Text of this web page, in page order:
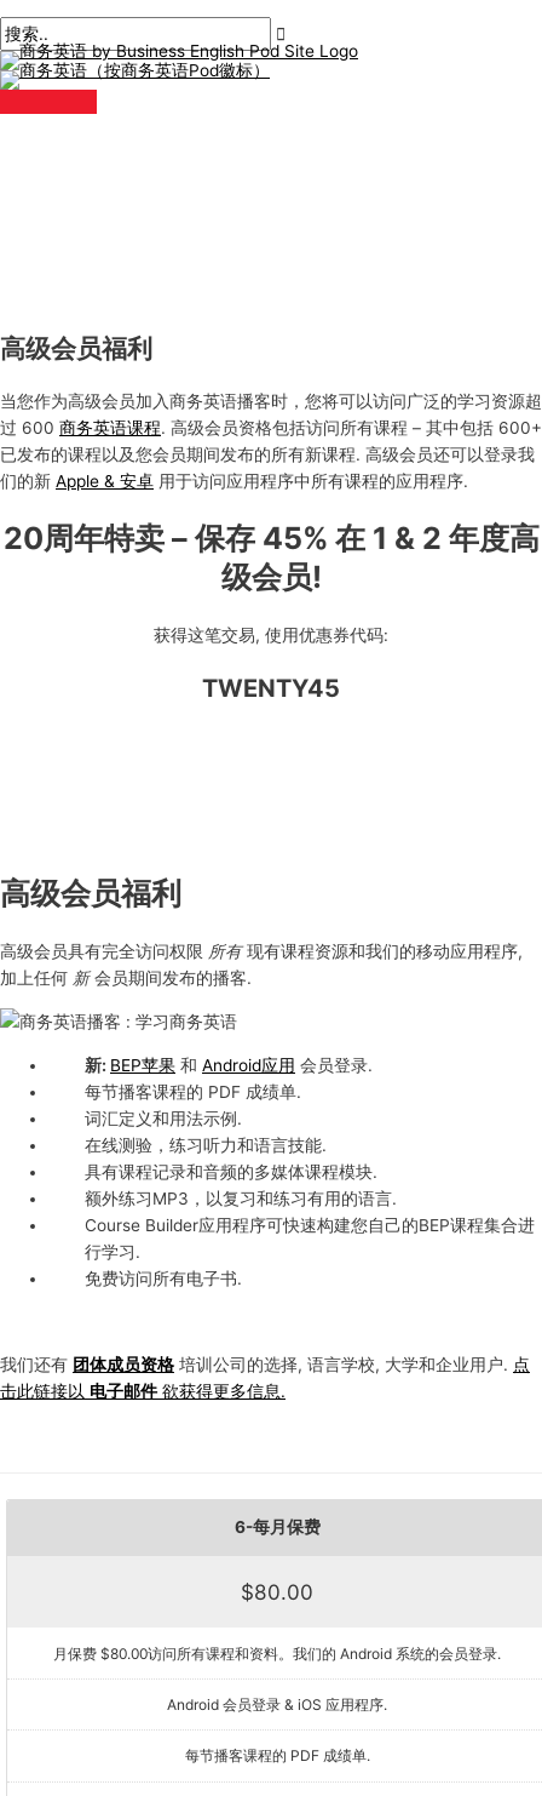
至
内
容
菜
高级会员福利
当您作为高级会员加入商务英语播客时，您将可以访问广泛的学习资源超
过 600 商务英语课程. 高级会员资格包括访问所有课程 – 其中包括 600+
已发布的课程以及您会员期间发布的所有新课程. 高级会员还可以登录我
们的新 Apple & 安卓 用于访问应用程序中所有课程的应用程序.
20周年特卖 – 保存 45% 在 1 & 2 年度高
级会员!
获得这笔交易, 使用优惠券代码:
TWENTY45
高级会员福利
高级会员具有完全访问权限 所有现有课程资源和我们的移动应用程序,
加上任何 新会员期间发布的播客.
新: BEP苹果 和 Android应用 会员登录.
每节播客课程的 PDF 成绩单.
词汇定义和用法示例.
在线测验，练习听力和语言技能.
具有课程记录和音频的多媒体课程模块.
额外练习MP3，以复习和练习有用的语言.
Course Builder应用程序可快速构建您自己的BEP课程集合进
行学习.
免费访问所有电子书.
我们还有 团体成员资格 培训公司的选择, 语言学校, 大学和企业用户. 点
击此链接以 电子邮件欲获得更多信息.
6-每月保费
$80.00
月保费 $80.00访问所有课程和资料。我们的 Android 系统的会员登录.
Android 会员登录 & iOS 应用程序.
每节播客课程的 PDF 成绩单.